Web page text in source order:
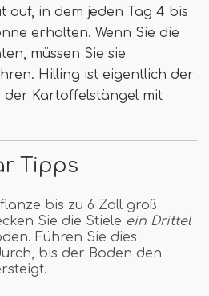
auf, in dem jeden Tag 4 bis
erhalten. Wenn Sie die
müssen Sie sie
Hilling ist eigentlich der
der Kartoffelstängel mit
Tipps
bis zu 6 Zoll groß
Sie die Stiele ein Drittel
Führen Sie dies
bis der Boden den